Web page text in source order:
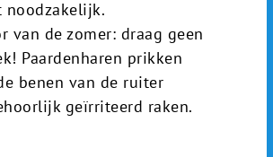
noodzakelijk.
van de zomer: draag geen
Paardenharen prikken
benen van de ruiter
geïrriteerd raken.